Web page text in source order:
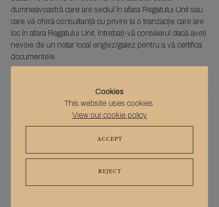
Cookies
This website uses cookies.
View our cookie policy.
ACCEPT
REJECT
dumneavoastră care are sediul în afara Regatului Unit sau
care vă oferă consultanță cu privire la o tranzacție care are
loc în afara Regatului Unit, întrebați-vă consilierul dacă aveți
nevoie de un notar local englez/galez pentru a vă certifica
documentele.
Words byNotable Notaries Distribuie   